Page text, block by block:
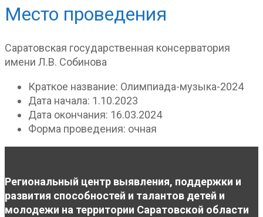
Место проведения
Саратовская государственная консерватория
имени Л.В. Собинова
Краткое название: Олимпиада-музыка-2024
Дата начала: 1.10.2023
Дата окончания: 16.03.2024
Форма проведения: очная
Региональный центр выявления, поддержки и
развития способностей и талантов детей и
молодежи на территории Саратовской области